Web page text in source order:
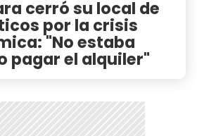
cerró su local de
por la crisis
"No estaba
pagar el alquiler"